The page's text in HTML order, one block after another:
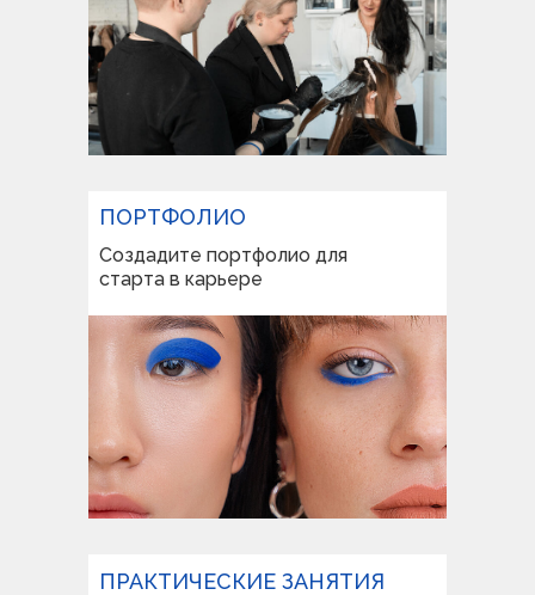
Создадите портфолио для
старта в карьере
ПРАКТИЧЕСКИЕ ЗАНЯТИЯ
ПОРТФОЛИО